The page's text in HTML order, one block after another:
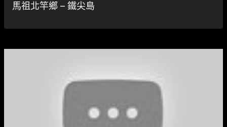
馬祖北竿鄉 – 鐵尖島